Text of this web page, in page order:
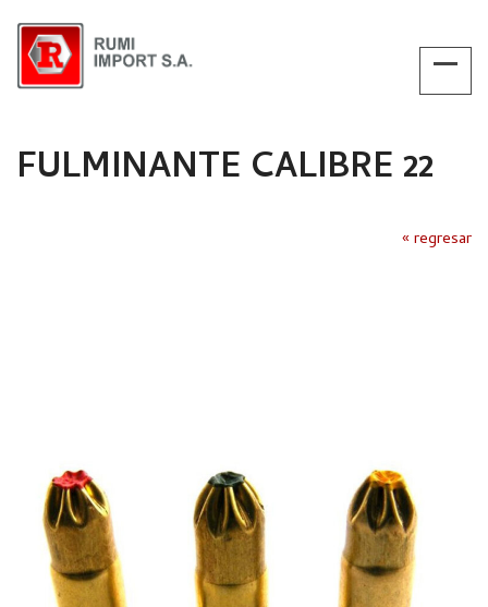
FULMINANTE CALIBRE 22
« regresar